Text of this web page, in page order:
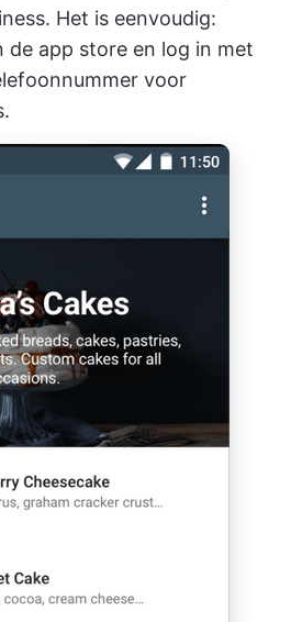
Het is eenvoudig:
de app store en log in met
voor